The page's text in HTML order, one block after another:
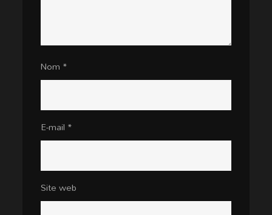
Nom *
E-mail *
Site web